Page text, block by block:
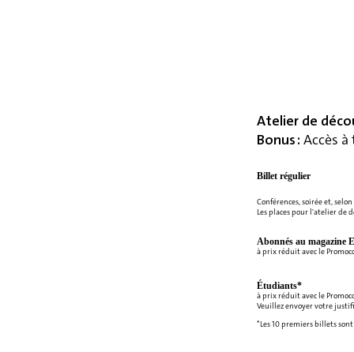
Atelier de
Bonus : Accès
Billet régulier
Conférences, soirée et,
Les places pour l'atelier de
Abonnés au magazine
à prix réduit avec le
Étudiants*
à prix réduit avec le
Veuillez envoyer votre
*Les 10 premiers billets